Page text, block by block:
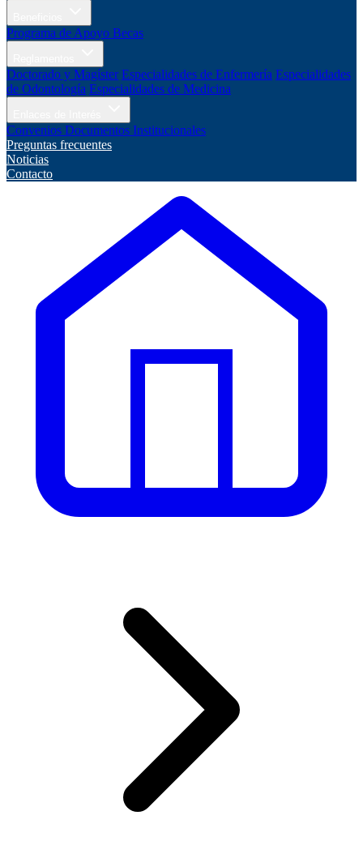
Programa de Apoyo Becas
Doctorado y Magíster Especialidades de Enfermería Especialidades
de Odontología Especialidades de Medicina
Convenios Documentos Institucionales
Preguntas frecuentes
Noticias
Contacto